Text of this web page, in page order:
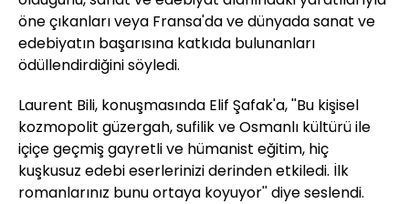
öne çıkanları veya Fransa'da ve dünyada sanat ve
edebiyatın başarısına katkıda bulunanları
ödüllendirdiğini söyledi.
Laurent Bili, konuşmasında Elif Şafak'a, ''Bu kişisel
kozmopolit güzergah, sufilik ve Osmanlı kültürü ile
içiçe geçmiş gayretli ve hümanist eğitim, hiç
kuşkusuz edebi eserlerinizi derinden etkiledi. İlk
romanlarınız bunu ortaya koyuyor'' diye seslendi.